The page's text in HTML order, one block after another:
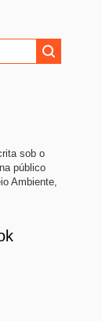
sob o
público
Ambiente,